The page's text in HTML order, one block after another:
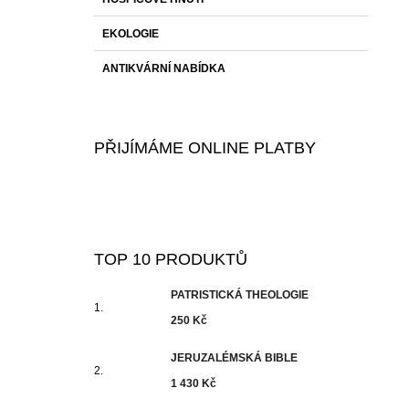
EKOLOGIE
ANTIKVÁRNÍ NABÍDKA
PŘIJÍMÁME ONLINE PLATBY
TOP 10 PRODUKTŮ
PATRISTICKÁ THEOLOGIE
250 Kč
JERUZALÉMSKÁ BIBLE
1 430 Kč